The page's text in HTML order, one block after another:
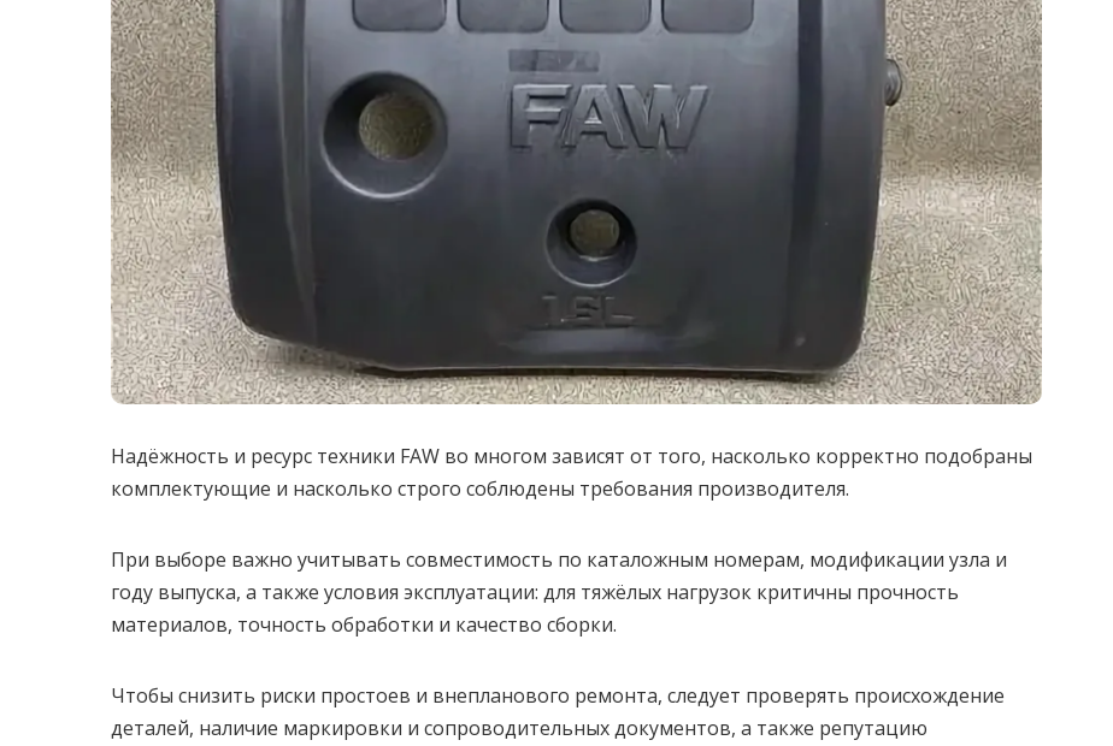
Надёжность и ресурс техники FAW во многом зависят от того, насколько корректно подобраны
комплектующие и насколько строго соблюдены требования производителя.
При выборе важно учитывать совместимость по каталожным номерам, модификации узла и
году выпуска, а также условия эксплуатации: для тяжёлых нагрузок критичны прочность
материалов, точность обработки и качество сборки.
Чтобы снизить риски простоев и внепланового ремонта, следует проверять происхождение
деталей, наличие маркировки и сопроводительных документов, а также репутацию